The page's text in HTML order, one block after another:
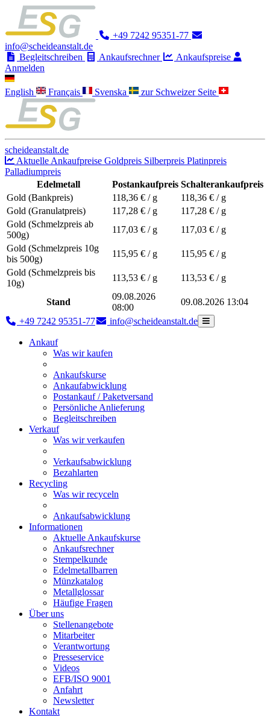
+49 7242 95351-77
info@scheideanstalt.de
Begleitschreiben
Ankaufsrechner
Ankaufspreise
Anmelden
English Français Svenska zur Schweizer Seite
scheideanstalt.de
Aktuelle Ankaufpreise Goldpreis Silberpreis Platinpreis
Palladiumpreis
Edelmetall
Postankaufpreis Schalterankaufpreis
Gold (Bankpreis)
118,36 € / g 118,36 € / g
Gold (Granulatpreis)
117,28 € / g 117,28 € / g
Gold (Schmelzpreis ab
500g)
117,03 € / g 117,03 € / g
Gold (Schmelzpreis 10g
bis 500g)
115,95 € / g 115,95 € / g
Gold (Schmelzpreis bis
10g)
113,53 € / g 113,53 € / g
Stand
09.08.2026
08:00
09.08.2026 13:04
+49 7242 95351-77 info@scheideanstalt.de
Ankauf
Was wir kaufen
Ankaufskurse
Ankaufabwicklung
Postankauf / Paketversand
Persönliche Anlieferung
Begleitschreiben
Verkauf
Was wir verkaufen
Verkaufsabwicklung
Bezahlarten
Recycling
Was wir recyceln
Ankaufsabwicklung
Informationen
Aktuelle Ankaufskurse
Ankaufsrechner
Stempelkunde
Edelmetallbarren
Münzkatalog
Metallglossar
Häufige Fragen
Über uns
Stellenangebote
Mitarbeiter
Verantwortung
Presseservice
Videos
EFB/ISO 9001
Anfahrt
Newsletter
Kontakt